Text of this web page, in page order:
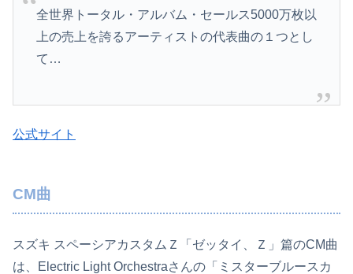
全世界トータル・アルバム・セールス5000万枚以
上の売上を誇るアーティストの代表曲の１つとし
て…
公式サイト
CM曲
スズキ スペーシアカスタムＺ「ゼッタイ、Ｚ」篇のCM曲
は、Electric Light Orchestraさんの「ミスターブルースカ